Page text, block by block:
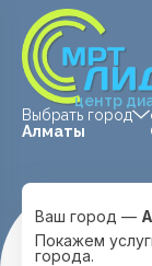
центр
Выбрать город
Алматы
Ваш город —
Покажем
города.
Главная
МРТ Крестцово-